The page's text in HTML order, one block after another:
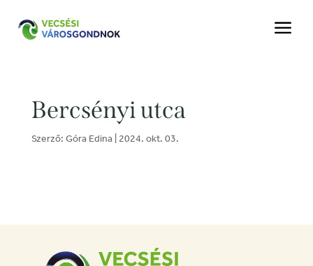
a
Bercsényi utca
Szerző: Góra Edina 2024. okt. 03.